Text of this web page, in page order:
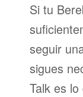
Si tu
seguir
sigues
Talk es